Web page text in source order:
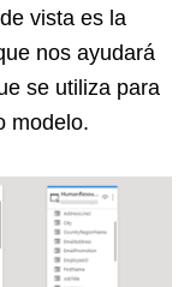
vista es la
nos ayudará
se utiliza para
modelo.